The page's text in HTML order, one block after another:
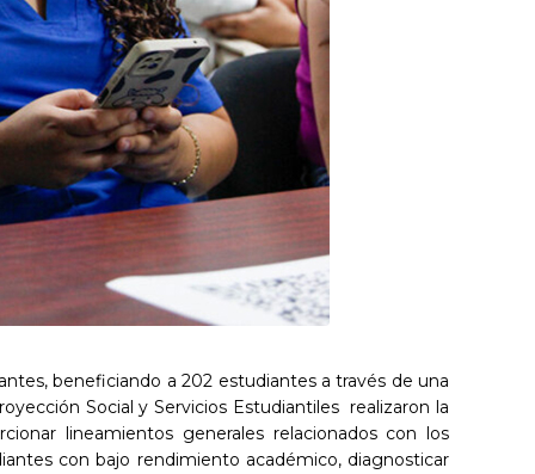
beneficiando a 202 estudiantes a través de una
Social y Servicios Estudiantiles realizaron la
lineamientos generales relacionados con los
con bajo rendimiento académico, diagnosticar